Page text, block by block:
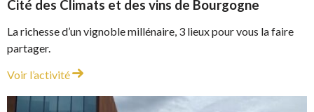
Cité des Climats et des vins de Bourgogne
La richesse d’un vignoble millénaire, 3 lieux pour vous la faire
partager.
Voir l’activitéCité des Climats et des vins de Bourgogne